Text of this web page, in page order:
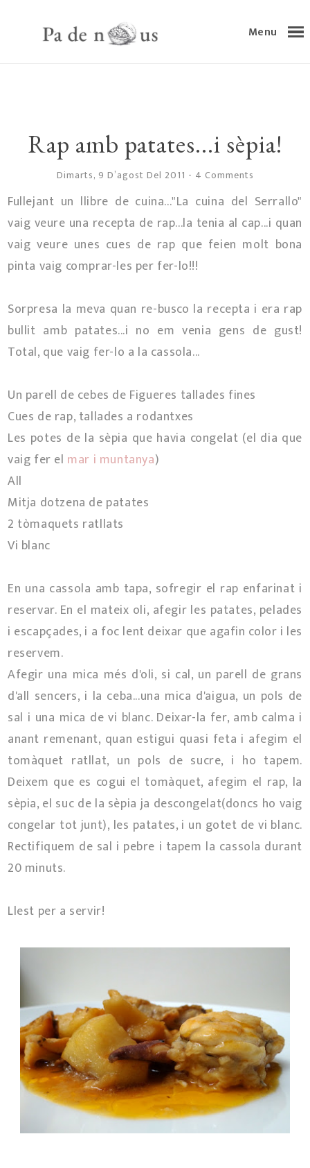
Menu
Rap amb patates...i sèpia!
Dimarts, 9 D’agost Del 2011 - 4 Comments
Fullejant un llibre de cuina..."La cuina del Serrallo"
vaig veure una recepta de rap...la tenia al cap...i quan
vaig veure unes cues de rap que feien molt bona
pinta vaig comprar-les per fer-lo!!!
Sorpresa la meva quan re-busco la recepta i era rap
bullit amb patates...i no em venia gens de gust!
Total, que vaig fer-lo a la cassola...
Un parell de cebes de Figueres tallades fines
Cues de rap, tallades a rodantxes
Les potes de la sèpia que havia congelat (el dia que
vaig fer el mar i muntanya)
All
Mitja dotzena de patates
2 tòmaquets ratllats
Vi blanc
En una cassola amb tapa, sofregir el rap enfarinat i
reservar. En el mateix oli, afegir les patates, pelades
i escapçades, i a foc lent deixar que agafin color i les
reservem.
Afegir una mica més d'oli, si cal, un parell de grans
d'all sencers, i la ceba...una mica d'aigua, un pols de
sal i una mica de vi blanc. Deixar-la fer, amb calma i
anant remenant, quan estigui quasi feta i afegim el
tomàquet ratllat, un pols de sucre, i ho tapem.
Deixem que es cogui el tomàquet, afegim el rap, la
sèpia, el suc de la sèpia ja descongelat(doncs ho vaig
congelar tot junt), les patates, i un gotet de vi blanc.
Rectifiquem de sal i pebre i tapem la cassola durant
20 minuts.
Llest per a servir!